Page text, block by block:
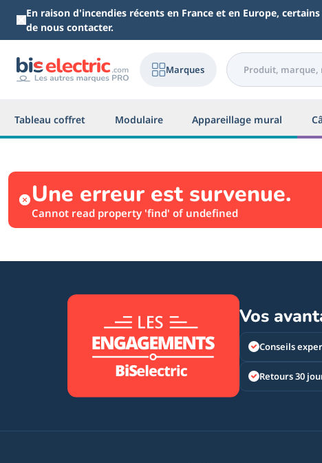
Aller au contenu principal
En raison d'incendies récents en France et en Europe,
de nous contacter.
Marques
Tableau coffret Modulaire Appareillage mural
Une erreur est survenue.
Cannot read property 'find' of undefined
Vos
Conseils
Retours 30